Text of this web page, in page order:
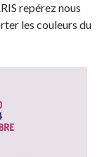
repérez nous
les couleurs du